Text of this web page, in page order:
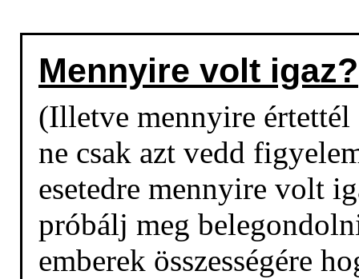
Mennyire volt igaz?
(Illetve mennyire
ne csak azt vedd
esetedre mennyire volt
próbálj meg
emberek összességére